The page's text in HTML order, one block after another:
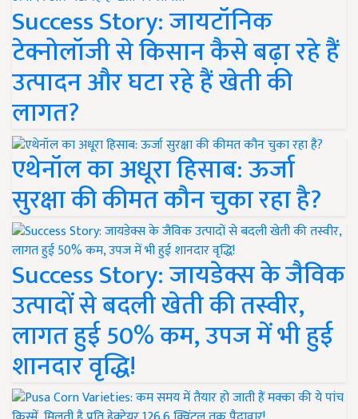
Success Story: जायटॉनिक
टेक्नोलॉजी से किसान कैसे बढ़ा रहे हैं
उत्पादन और घटा रहे हैं खेती की
लागत?
एथेनॉल का अधूरा हिसाब: ऊर्जा
सुरक्षा की कीमत कौन चुका रहा है?
Success Story: जायडेक्स के जैविक
उत्पादों से बदली खेती की तस्वीर,
लागत हुई 50% कम, उपज में भी हुई
शानदार वृद्धि!